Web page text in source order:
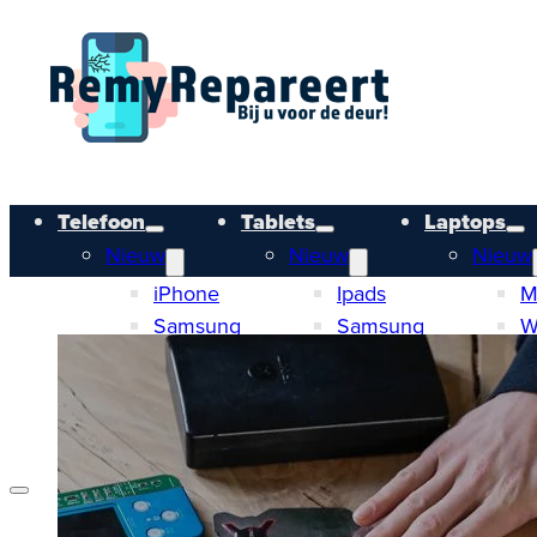
Telefoon
Nieuw
iPhone
Samsung
Refurbished
iPhone
Samsung
Tablets
Nieuw
Ipads
Samsung
Samsung
Laptops
Nieuw